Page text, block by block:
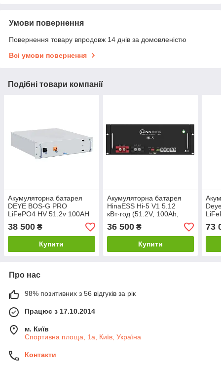
Умови повернення
Повернення товару впродовж 14 днів за домовленістю
Всі умови повернення
Подібні товари компанії
Акумуляторна батарея
DEYE BOS-G PRO
LiFePO4 HV 51.2v 100AH
5.12kwh (BOS-GPRO)
38 500 ₴
Купити
Акумуляторна батарея
HinaESS Hi-5 V1 5.12
кВт·год (51.2V, 100Ah,
LiFePO₄, Smart BMS,
100A)
36 500₴
Купити
LV,
73
Про нас
98% позитивних з 56 відгуків за рік
Працює з 17.10.2014
м. Київ
Спортивна площа, 1а, Київ, Україна
Контакти